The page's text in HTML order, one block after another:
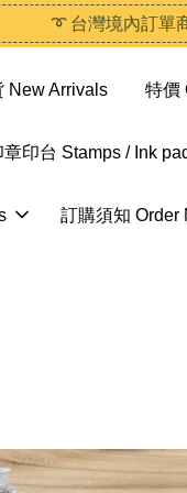
➰ 台灣境內訂單
New Arrivals 特價
章印台 Stamps / Ink
訂購須知 Order